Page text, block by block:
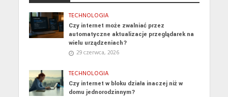
TECHNOLOGIA
Czy internet może zwalniać przez
automatyczne aktualizacje przeglądarek na
wielu urządzeniach?
29 czerwca, 2026
TECHNOLOGIA
Czy internet w bloku działa inaczej niż w
domu jednorodzinnym?